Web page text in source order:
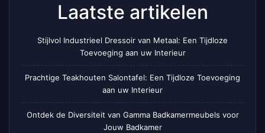
Laatste artikelen
Stijlvol Industrieel Dressoir van Metaal: Een Tijdloze
Toevoeging aan uw Interieur
Prachtige Teakhouten Salontafel: Een Tijdloze Toevoeging
aan uw Interieur
Ontdek de Diversiteit van Gamma Badkamermeubels voor
Jouw Badkamer